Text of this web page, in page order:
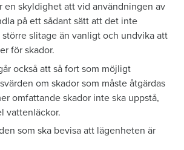
en skyldighet att vid användningen av
på ett sådant sätt att det inte
slitage än vanligt och undvika att
för skador.
också att så fort som möjligt
om skador som måste åtgärdas
omfattande skador inte ska uppstå,
vattenläckor.
som ska bevisa att lägenheten är